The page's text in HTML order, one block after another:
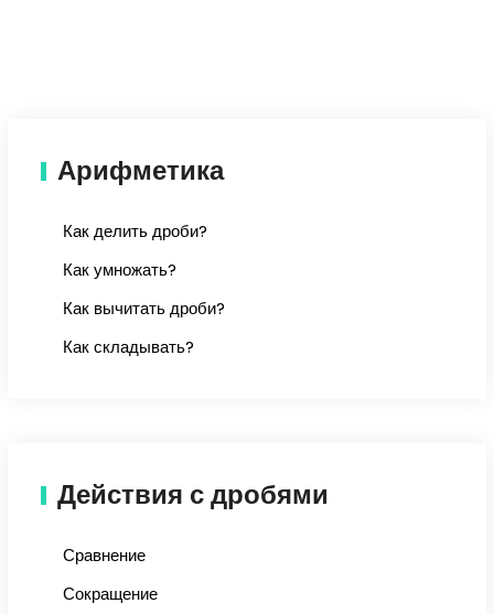
Арифметика
Как делить дроби?
Как умножать?
Как вычитать дроби?
Как складывать?
Действия с дробями
Сравнение
Сокращение